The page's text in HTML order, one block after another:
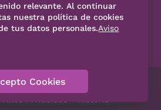
SÍGUENOS
Código de Ética
relevante. Al continuar
nuestra política de cookies
tus datos personales.Aviso
Cookies